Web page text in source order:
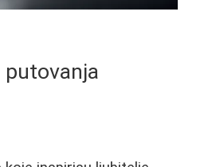
putovanja